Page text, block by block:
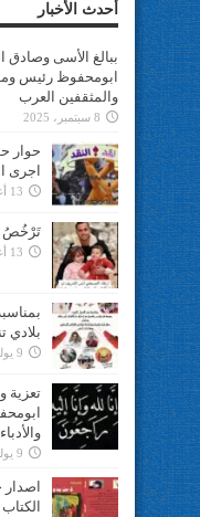
أحدث الأخبار
ببالغ الأسى وصادق
ابومحفوظ رئيس
والمثقفين العرب
8 سبتمبر، 2025
حوار
اجرى
13 أغسطس، 2025
تَرْخُصُ
13 أغسطس، 2025
بلادي
9 يوليو، 2025
تعزية
9 يوليو، 2025